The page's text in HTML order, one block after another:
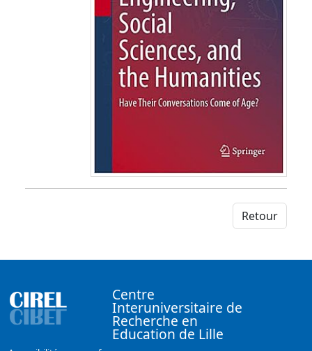
Retour
Centre
Interuniversitaire de
Recherche en
Education de Lille